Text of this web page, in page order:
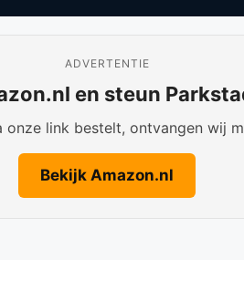
ADVERTENTIE
en steun
onze link bestelt, ontvangen wij
Bekijk Amazon.nl